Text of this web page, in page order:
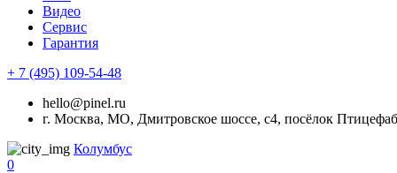
Видео
Сервис
Гарантия
+ 7 (495) 109-54-48
hello@pinel.ru
г. Москва, МО, Дмитровское шоссе, с4, посёлок
Колумбус
0